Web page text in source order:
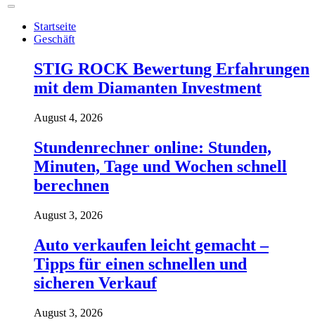
Startseite
Geschäft
STIG ROCK Bewertung Erfahrungen
mit dem Diamanten Investment
August 4, 2026
Stundenrechner online: Stunden,
Minuten, Tage und Wochen schnell
berechnen
August 3, 2026
Auto verkaufen leicht gemacht –
Tipps für einen schnellen und
sicheren Verkauf
August 3, 2026